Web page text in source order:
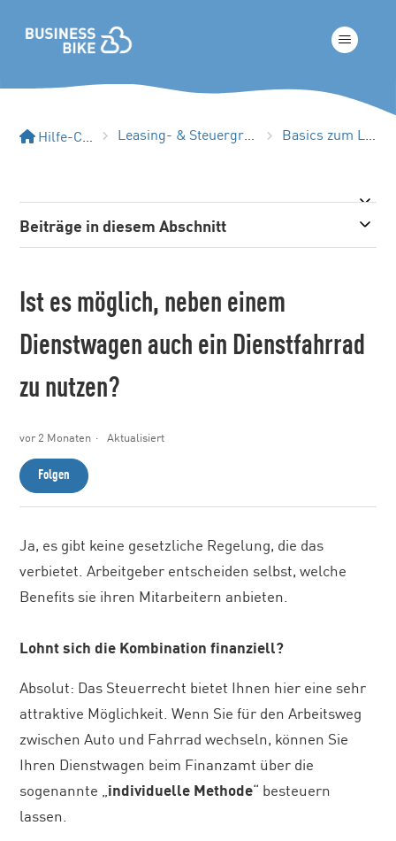
Hilfe-Center Leasing- & Steuergrundlagen Basics zum Leasing
Beiträge in diesem Abschnitt
Ist es möglich, neben einem
Dienstwagen auch ein Dienstfahrrad
zu nutzen?
vor 2 Monaten Aktualisiert
Folgen
Ja, es gibt keine gesetzliche Regelung, die das
verbietet. Arbeitgeber entscheiden selbst, welche
Benefits sie ihren Mitarbeitern anbieten.
Lohnt sich die Kombination finanziell?
Absolut: Das Steuerrecht bietet Ihnen hier eine sehr
attraktive Möglichkeit. Wenn Sie für den Arbeitsweg
zwischen Auto und Fahrrad wechseln, können Sie
Ihren Dienstwagen beim Finanzamt über die
sogenannte „individuelle Methode“ besteuern
lassen.